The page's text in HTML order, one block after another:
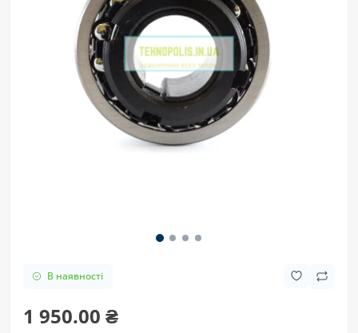
В наявності
1 950.00 ₴